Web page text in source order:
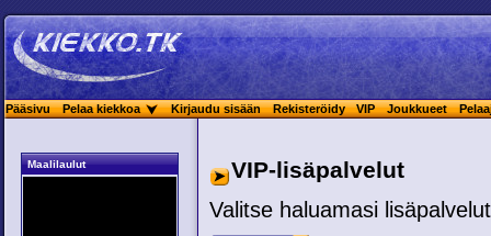
Pääsivu Pelaa kiekkoa Kirjaudu sisään Rekisteröidy VIP Joukkueet
Maalilaulut VIP-lisäpalvelut
Valitse haluamasi